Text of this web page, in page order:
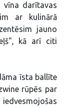
vīna darītavas
ar kulinārā
jauno
kā arī citi
īsta ballīte
rūpēs par